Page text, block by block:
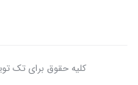
کلیه حقوق برای تک